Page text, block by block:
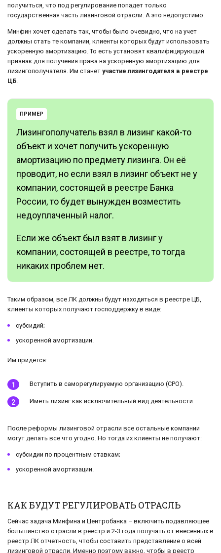
получиться, что под регулирование попадет только
государственная часть лизинговой отрасли. А это недопустимо.
Минфин хочет сделать так, чтобы было очевидно, что на учет
должны стать те компании, клиенты которых будут использовать
ускоренную амортизацию. То есть установят квалифицирующий
признак для получения права на ускоренную амортизацию для
лизингополучателя. Им станет участие лизингодателя в реестре
ЦБ.
ПРИМЕР
Лизингополучатель взял в лизинг какой-то
объект и хочет получить ускоренную
амортизацию по предмету лизинга. Он её
проводит, но если взял в лизинг объект не у
компании, состоящей в реестре Банка
России, то будет вынужден возместить
недоуплаченный налог.
Если же объект был взят в лизинг у
компании, состоящей в реестре, то тогда
никаких проблем нет.
Таким образом, все ЛК должны будут находиться в реестре ЦБ,
клиенты которых получают господдержку в виде:
субсидий;
ускоренной амортизации.
Им придется:
Вступить в саморегулируемую организацию (СРО).
Иметь лизинг как исключительный вид деятельности.
После реформы лизинговой отрасли все остальные компании
могут делать все что угодно. Но тогда их клиенты не получают:
субсидии по процентным ставкам;
ускоренной амортизации.
КАК БУДУТ РЕГУЛИРОВАТЬ ОТРАСЛЬ
Сейчас задача Минфина и Центробанка – включить подавляющее
большинство отрасли в реестр и 2-3 года получать от внесенных в
реестр ЛК отчетность, чтобы составить представление о всей
лизинговой отрасли. Именно поэтому важно, чтобы в реестр